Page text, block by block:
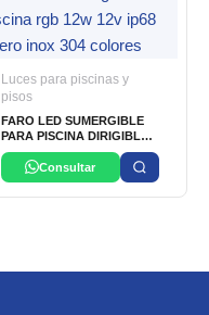
Luces para piscinas y
pisos
FARO LED SUMERGIBLE
PARA PISCINA DIRIGIBLE
DE 12X1W RGB
(COLORES) SMD IP68 12V
OSLER
Consultar